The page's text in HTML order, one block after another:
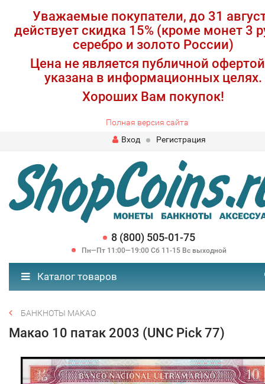
Уважаемые покупатели, до 31
действует скидка 15% (кроме монет 3
серебро и золото России)
Цена не является публичной
указана в информационных целях.
Хороших Вам покупок!
Полная версия сайта
Вход
Регистрация
8 (800) 505-01-75
Пн—Пт 11:00—19:00 Сб 11-15 Вс выходной
Каталог товаров
БАНКНОТЫ МАКАО
Макао 10 патак 2003 (UNC Pick 77)